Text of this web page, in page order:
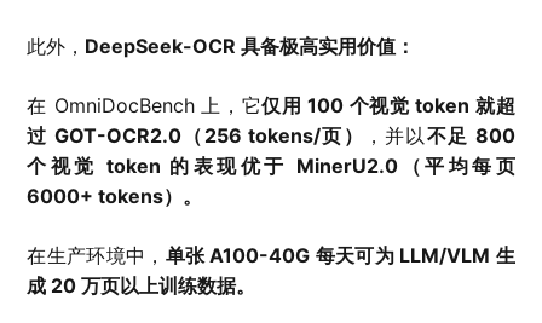
此外， DeepSeek-OCR 具备极高实用价值：
在 OmniDocBench 上，它仅用 100 个视觉 token 就超
过 GOT-OCR2.0（256 tokens/页）
，并以 不足 800
个视觉 token 的表现优于 MinerU2.0（平均每页
6000+ tokens）。
在生产环境中， 单张 A100-40G 每天可为 LLM/VLM 生
成 20 万页以上训练数据。